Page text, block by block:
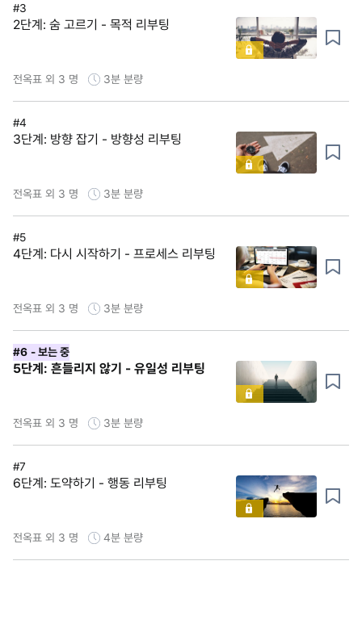
#3
2단계: 숨 고르기 - 목적 리부팅
전옥표 외 3 명 3분 분량
#4
3단계: 방향 잡기 - 방향성 리부팅
전옥표 외 3 명 3분 분량
#5
4단계: 다시 시작하기 - 프로세스 리부팅
전옥표 외 3 명 3분 분량
#6 - 보는 중
5단계: 흔들리지 않기 - 유일성 리부팅
전옥표 외 3 명 3분 분량
#7
6단계: 도약하기 - 행동 리부팅
전옥표 외 3 명 4분 분량